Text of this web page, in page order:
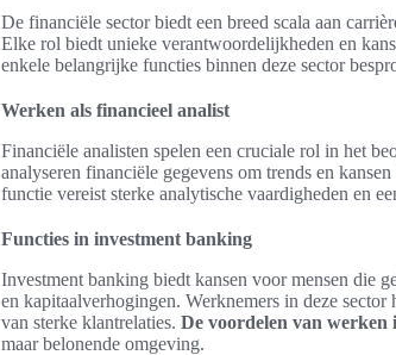
De financiële sector biedt een breed scala aan
Elke rol biedt unieke verantwoordelijkheden en
enkele belangrijke functies binnen deze sector
Werken als financieel analist
Financiële analisten spelen een cruciale rol in het
analyseren financiële gegevens om trends en
functie vereist sterke analytische vaardigheden en
Functies in investment banking
Investment banking biedt kansen voor mensen die
en kapitaalverhogingen. Werknemers in deze
van sterke klantrelaties. De voordelen van werken
maar belonende omgeving.